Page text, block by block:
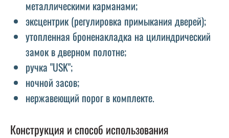
металлическими карманами;
эксцентрик (регулировка примыкания дверей);
утопленная броненакладка на цилиндрический
замок в дверном полотне;
ручка "USK";
ночной засов;
нержавеющий порог в комплекте.
Конструкция и способ использования